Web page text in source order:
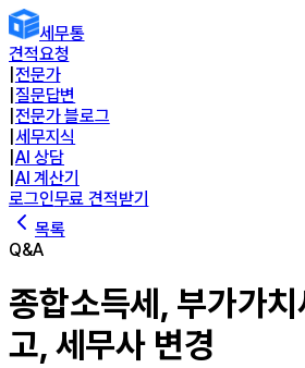
세무통
견적요청
전문가
질문답변
전문가 블로그
세무지식
AI 상담
AI 계산기
로그인무료 견적받기
목록
Q&A
종합소득세, 부가가
고, 세무사 변경